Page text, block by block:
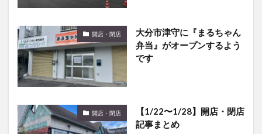
開店・閉店
大分市津守に『まるちゃん
弁当』がオープンするよう
です
開店・閉店
【1/22〜1/28】開店・閉店
記事まとめ